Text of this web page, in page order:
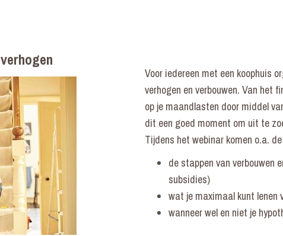
Voor iedereen met een koophuis
verhogen en verbouwen. Van het
op je maandlasten door middel
dit een goed moment om uit te
Tijdens het webinar komen o.a.
de stappen van verbouwen
subsidies)
wat je maximaal kunt lenen
wanneer wel en niet je